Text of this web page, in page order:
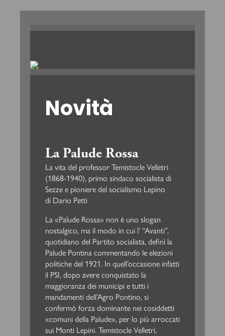
Novità
La Palude Rossa
La vita del professor Temistocle Velletri
(1868-1940), primo sindaco socialista di
Sezze e pioniere del socialismo Lepino
di Dario Petti
La «Palude Rossa» non è uno slogan
nostalgico, ma il modo in cui l’ “Avanti”,
quotidiano del Partito socialista, definì la
Palude Pontina commentando le elezioni
politiche del 1921. In quell’occasione infatti
il PSI, dopo avere conquistato la
maggioranza dei municipi e tutti i
mandamenti dell’Agro Pontino, si
confermò forza dominante nei cosiddetti
«comuni della Palude», per lo più arroccati
sui Monti Lepini. Temistocle Velletri,